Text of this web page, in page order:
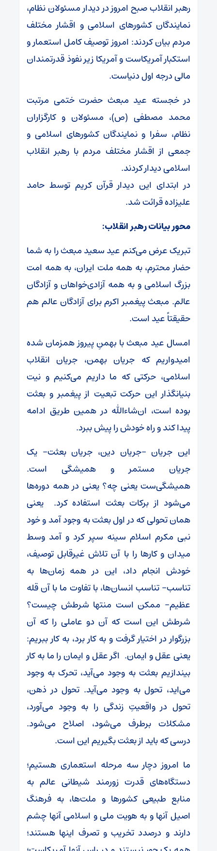
رهبر انقلاب صبح امروز در دیدار مسئولان نظام،
نمایندگان کشور‌های اسلامی و اقشار مختلف
مردم بیان کردند: امروز توصیف کامل استعمار و
استکبار آمریکاست و آمریکا زیر نفوذ قدرتمندان
مالی درجه اول دنیاست.
در خجسته عید مبعث حضرت ختمی مرتبت
محمد مصطفی (ص)، مسئولان و کارگزاران
نظام، سفرا و نمایندگان کشور‌های اسلامی و
جمعی از اقشار مختلف مردم با رهبر انقلاب
اسلامی دیدار کردند.
در ابتدای این دیدار قرآن کریم توسط حامد
علیزاده قرائت شد.
محور بیانات رهبر انقلاب:
تبریک عرض می‌کنم عید سعید مبعث را به شما
حضار محترم، به همه ملت ایران، به همه امت
بزرگ اسلامی و به همه آزادی‌خواهان و آزادگان
عالم. مبعث پیغمبر اکرم برای آزادگان عالم هم
حقیقتاً عید است.
امسال عید مبعث با بهمنِ پیروز همزمان شده
امیدواریم که جریان بهمن، جریان انقلاب
اسلامی، حرکتی که ما داریم می‌کنیم و نیت
بنیانگذار این حرکت تبعیت از پیغمبر و بعثت
بوده است، ان‌شاءالله در همین طریق ادامه
پیدا کند و راه خودش را پیش ببرد.
این جریان -جریان دین، جریان بعثت- یک
جریان مستمر و همیشگی است.
همیشگی‌ست یعنی چه؟ یعنی در همه دوره‌ها
می‌شود از برکات بعثت استفاده کرد. یعنی
همان تحولی که در اول بعثت به وجود آمد و خود
نبی مکرم اسلام سینه سپر کرد و آمد وسط
میدان و کار‌ها را با آن تلاش غیرقابل توصیف،
خودش انجام داد، این در همه زمان‌ها به
تناسب- تناسب انسان‌ها، با تفاوت ما با آن قله
عظیم- ممکن است منتها شرطش چیست؟
شرطش این است که آن دو عاملی را که آن
بزرگوار در اختیار گرفت و به کار برد، به کار ببریم:
یعنی عقل و ایمان. اگر عقل و ایمان را ما به کار
بیندازیم بعثت به وجود می‌آید، تحرک به وجود
می‌اید، تحول به وجود می‌آید. تحول در ذهن،
تحول در واقعیتِ زندگی را به وجود می‌آورد،
مشکلات برطرف می‌شود، اصلاح می‌شود.
درسی که باید از بعثت بگیریم این است.
ما امروز دچار سه مرحله استعماری هستیم؛
دستگاه‌های قدرت زورمند شیطانی عالم به
منابع طبیعی کشور‌ها و ملت‌ها، به فرهنگ
اصیل آنها و به هویت ملی و اسلامی آنها چشم
دارند و درصدد تخریب و تصرف اینها هستند؛